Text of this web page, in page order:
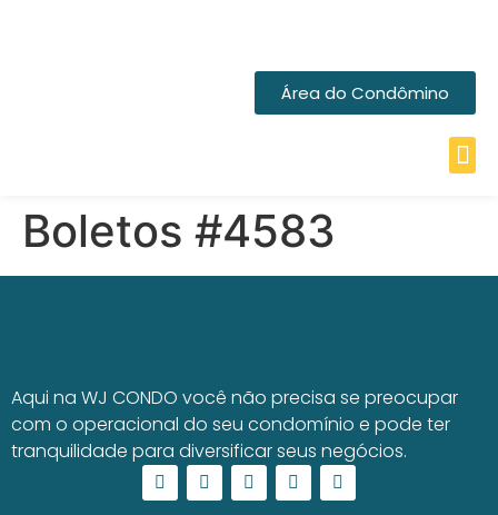
Área do Condômino
Boletos #4583
Aqui na WJ CONDO você não precisa se preocupar
com o operacional do seu condomínio e pode ter
tranquilidade para diversificar seus negócios.